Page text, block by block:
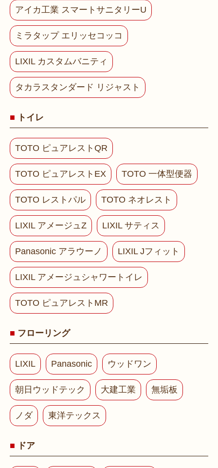
アイカ工業 スマートサニタリーU
ミラタップ エリッセコッコ
LIXIL カスタムバニティ
タカラスタンダード リジャスト
トイレ
TOTO ピュアレストQR
TOTO ピュアレストEX TOTO 一体型便器
TOTO レストパル TOTO ネオレスト
LIXIL アメージュZ LIXIL サティス
Panasonic アラウーノ LIXIL Jフィット
LIXIL アメージュシャワートイレ
TOTO ピュアレストMR
フローリング
LIXIL Panasonic ウッドワン
朝日ウッドテック 大建工業 無垢板
ノダ 東洋テックス
ドア